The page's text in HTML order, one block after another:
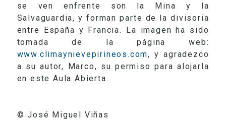
se ven enfrente son la Mina y la
Salvaguardia, y forman parte de la divisoria
entre España y Francia. La imagen ha sido
tomada de la página web:
www.climaynievepirineos.com, y agradezco
a su autor, Marco, su permiso para alojarla
en este Aula Abierta.
© José Miguel Viñas